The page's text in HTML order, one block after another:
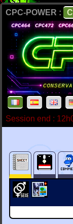
CPC-POWER :
Session end :